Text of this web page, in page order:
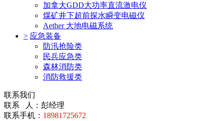
加拿大GDD大功率直流激电仪
煤矿井下超前探水瞬变电磁仪
Aether 大地电磁系统
> 应急装备
防汛抢险类
民兵应急类
森林消防类
消防救援类
联系我们
联系 人：彭经理
联系手机： 18981725672